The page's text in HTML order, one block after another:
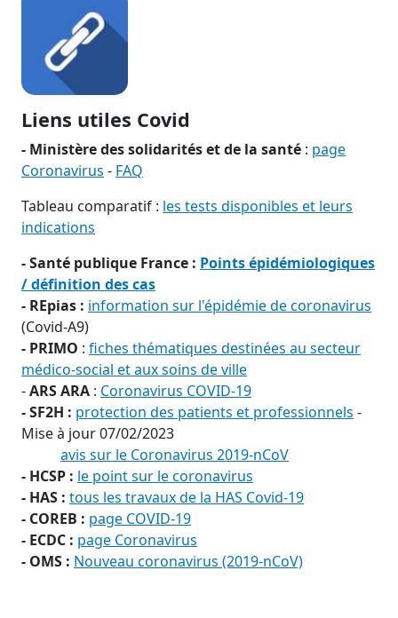
Liens utiles Covid
- Ministère des solidarités et de la santé : page
Coronavirus - FAQ
Tableau comparatif : les tests disponibles et leurs
indications
- Santé publique France : Points épidémiologiques
/ définition des cas
- REpias : information sur l'épidémie de coronavirus
(Covid-A9)
- PRIMO : fiches thématiques destinées au secteur
médico-social et aux soins de ville
-ARS ARA : Coronavirus COVID-19
- SF2H : protection des patients et professionnels -
Mise à jour 07/02/2023
avis sur le Coronavirus 2019-nCoV
- HCSP : le point sur le coronavirus
- HAS : tous les travaux de la HAS Covid-19
- COREB : page COVID-19
- ECDC : page Coronavirus
- OMS : Nouveau coronavirus (2019-nCoV)